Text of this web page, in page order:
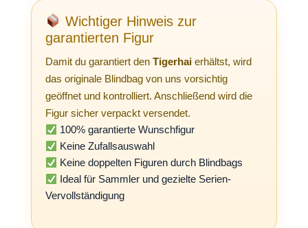
Wichtiger Hinweis zur
garantierten Figur
Damit du garantiert den Tigerhai erhältst, wird
das originale Blindbag von uns vorsichtig
geöffnet und kontrolliert. Anschließend wird die
Figur sicher verpackt versendet.
100% garantierte Wunschfigur
Keine Zufallsauswahl
Keine doppelten Figuren durch Blindbags
Ideal für Sammler und gezielte Serien-
Vervollständigung